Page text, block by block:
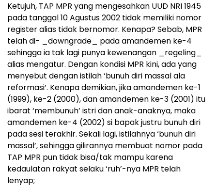
Ketujuh, TAP MPR yang mengesahkan UUD NRI 1945
pada tanggal 10 Agustus 2002 tidak memiliki nomor
register alias tidak bernomor. Kenapa? Sebab, MPR
telah di- _downgrade_ pada amandemen ke-4
sehingga ia tak lagi punya kewenangan _regeling_
alias mengatur. Dengan kondisi MPR kini, ada yang
menyebut dengan istilah ‘bunuh diri massal ala
reformasi’. Kenapa demikian, jika amandemen ke-1
(1999), ke-2 (2000), dan amandemen ke-3 (2001) itu
ibarat ‘membunuh’ istri dan anak-anaknya, maka
amandemen ke-4 (2002) si bapak justru bunuh diri
pada sesi terakhir. Sekali lagi, istilahnya ‘bunuh diri
massal’, sehingga gilirannya membuat nomor pada
TAP MPR pun tidak bisa/tak mampu karena
kedaulatan rakyat selaku ‘ruh’-nya MPR telah
lenyap;